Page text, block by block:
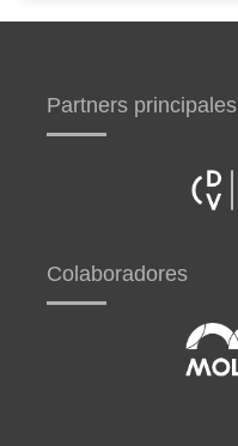
Partners principales
Colaboradores